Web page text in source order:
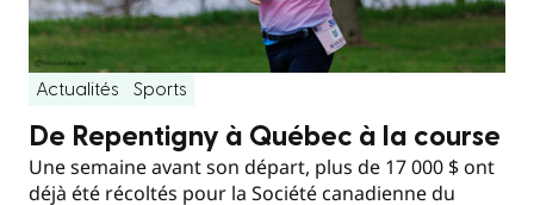
Actualités Sports
De Repentigny à Québec à la course
Une semaine avant son départ, plus de 17 000 $ ont
déjà été récoltés pour la Société canadienne du